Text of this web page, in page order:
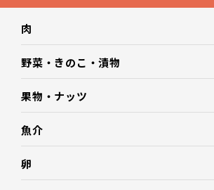
肉
野菜・きのこ・漬物
果物・ナッツ
魚介
卵